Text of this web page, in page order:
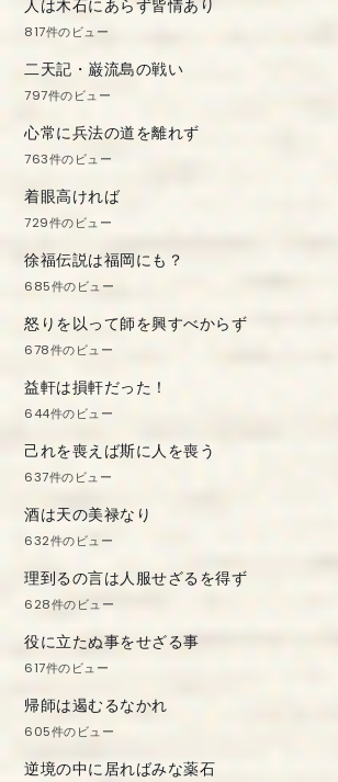
人は木石にあらず皆情あり
817件のビュー
二天記・巌流島の戦い
797件のビュー
心常に兵法の道を離れず
763件のビュー
着眼高ければ
729件のビュー
徐福伝説は福岡にも？
685件のビュー
怒りを以って師を興すべからず
678件のビュー
益軒は損軒だった！
644件のビュー
己れを喪えば斯に人を喪う
637件のビュー
酒は天の美禄なり
632件のビュー
理到るの言は人服せざるを得ず
628件のビュー
役に立たぬ事をせざる事
617件のビュー
帰師は遏むるなかれ
605件のビュー
逆境の中に居ればみな薬石